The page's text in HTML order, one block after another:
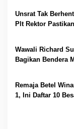
Unsrat Tak
Plt Rektor
Wawali Richard
Bagikan Bendera
Remaja Betel
1, Ini Daftar 10